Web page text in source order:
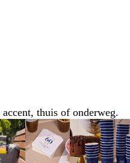
thuis of onderweg.